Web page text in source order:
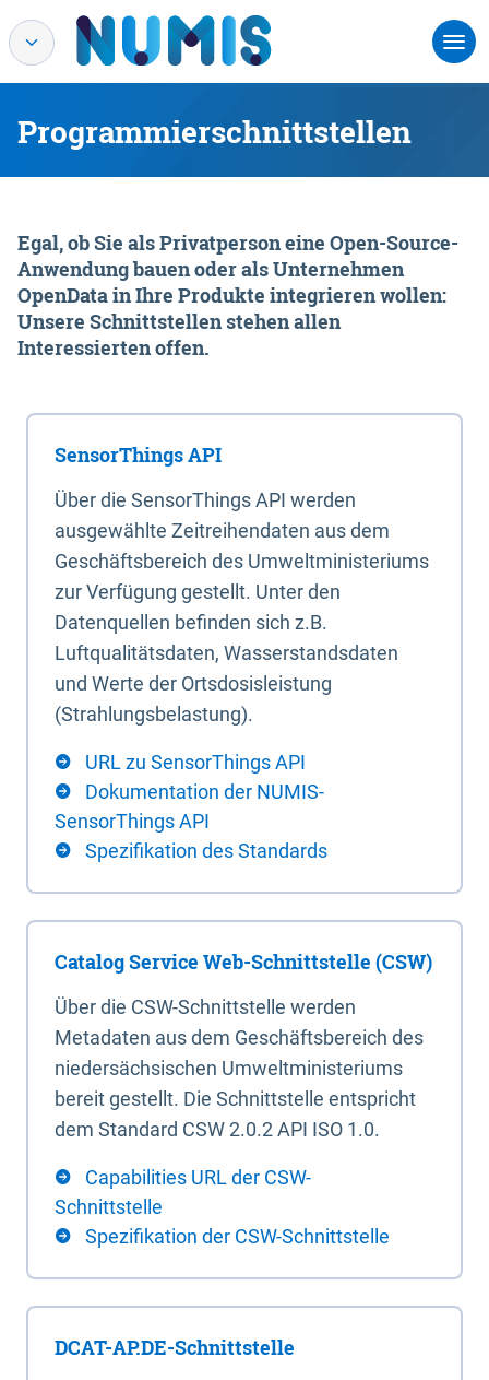
Programmierschnittstellen
Egal, ob Sie als Privatperson eine Open-Source-
Anwendung bauen oder als Unternehmen
OpenData in Ihre Produkte integrieren wollen:
Unsere Schnittstellen stehen allen
Interessierten offen.
SensorThings API
Über die SensorThings API werden
ausgewählte Zeitreihendaten aus dem
Geschäftsbereich des Umweltministeriums
zur Verfügung gestellt. Unter den
Datenquellen befinden sich z.B.
Luftqualitätsdaten, Wasserstandsdaten
und Werte der Ortsdosisleistung
(Strahlungsbelastung).
URL zu SensorThings API
Dokumentation der NUMIS-
SensorThings API
Spezifikation des Standards
Catalog Service Web-Schnittstelle (CSW)
Über die CSW-Schnittstelle werden
Metadaten aus dem Geschäftsbereich des
niedersächsischen Umweltministeriums
bereit gestellt. Die Schnittstelle entspricht
dem Standard CSW 2.0.2 API ISO 1.0.
Capabilities URL der CSW-
Schnittstelle
Spezifikation der CSW-Schnittstelle
DCAT-AP.DE-Schnittstelle